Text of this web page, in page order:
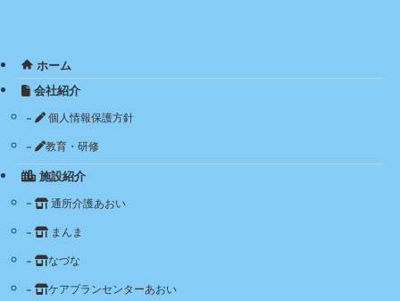
ホーム
会社紹介
個人情報保護方針
教育・研修
施設紹介
通所介護あおい
まんま
なづな
ケアプランセンターあおい